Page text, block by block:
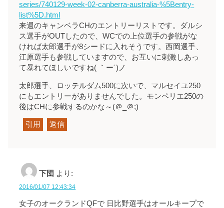
series/740129-week-02-canberra-australia-%5Bentry-
list%5D.html
来週のキャンベラCHのエントリーリストです。ダルシ
ス選手がOUTしたので、WCでの上位選手の参戦がな
ければ太郎選手が8シードに入れそうです。西岡選手、
江原選手も参戦していますので、お互いに刺激しあっ
て暴れてほしいですね( ｀ー´)ノ
太郎選手、ロッテルダム500に次いで、マルセイユ250
にもエントリーがありませんでした。モンペリエ250の
後はCHに参戦するのかな～(＠_＠;)
引用 返信
下団 より:
2016/01/07 12:43:34
女子のオークランドQFで 日比野選手はオールキープで